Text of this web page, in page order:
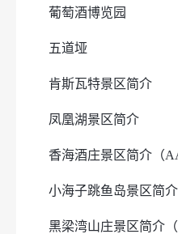
行政执法
旅游服务
法治政府报告
葡萄酒博览园
五道垭
肯斯瓦特景区简介
凤凰湖景区简介
香海酒庄景区简介（
黑梁湾山庄景区简介